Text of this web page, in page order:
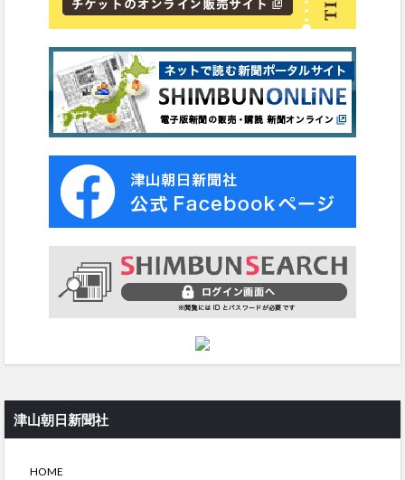
津山朝日新聞社
HOME